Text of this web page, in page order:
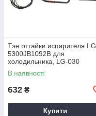
Тэн оттайки испарителя LG
5300JB1092B для
холодильника, LG-030
В наявності
632 ₴
Купити